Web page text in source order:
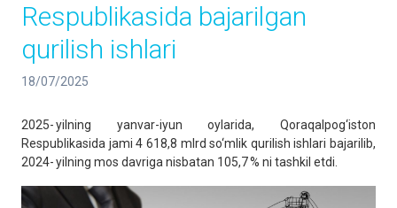
Respublikasida bajarilgan
qurilish ishlari
18/07/2025
2025- yilning yanvar-iyun oylarida, Qoraqalpog‘iston
Respublikasida jami 4 618,8 mlrd so‘mlik qurilish ishlari bajarilib,
2024- yilning mos davriga nisbatan 105,7 % ni tashkil etdi.